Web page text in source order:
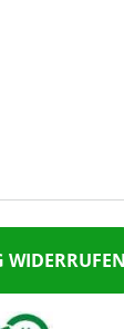
WIDERRUFEN